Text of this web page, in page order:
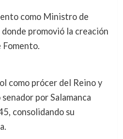
como Ministro de
promovió la creación
como prócer del Reino y
por Salamanca
consolidando su